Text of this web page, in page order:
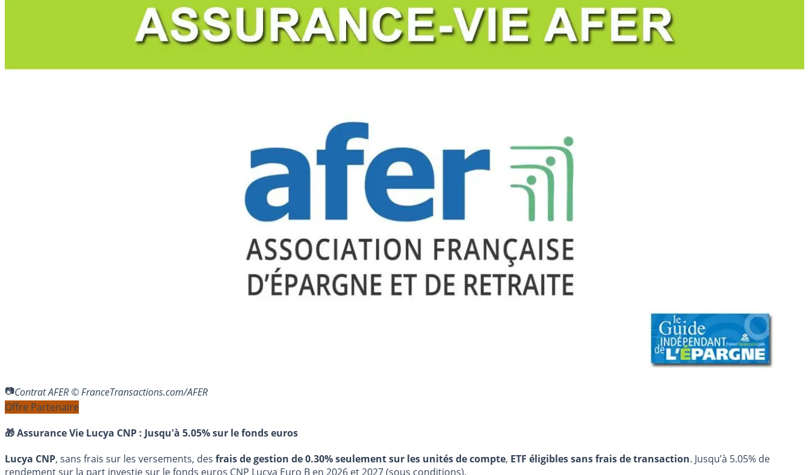
Contrat AFER © FranceTransactions.com/AFER
Offre Partenaire
🎁 Assurance Vie Lucya CNP : Jusqu'à 5.05% sur le fonds euros
Lucya CNP, sans frais sur les versements, des frais de gestion de 0.30% seulement sur les unités de compte, ETF éligibles sans frais de transaction. Jusqu’à 5.05% de
rendement sur la part investie sur le fonds euros CNP Lucya Euro B en 2026 et 2027 (sous conditions).